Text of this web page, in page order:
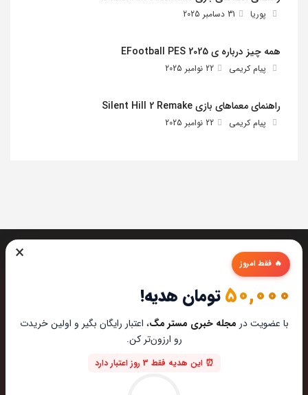
پوریا 31 دسامبر 2025
همه چیز درباره ی EFootball PES 2025
پیام کریمی 22 نوامبر 2025
راهنمای معماهای بازی Silent Hill 2 Remake
پیام کریمی 22 نوامبر 2025
تیم مستر مگ تمام تلاشش رو میکنه تا بهترین تخصصی ترین و
به روز ترین مطالب رو برای عاشقان تکنولوژی اماده کنه از این که
مارو در دنیای زیبای تکنولوژی همراهی میکنین خوشحالیم.
× 🔥 فقط امروز
50,000تومان هدیه!
با عضویت در مجله خبری مستر مگ، اعتبار رایگان بگیر و اولین خریدت
رو ارزون‌تر کن.
⏰ این هدیه فقط 3 روز اعتبار دارد